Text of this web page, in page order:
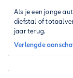
Als je een jonge
diefstal of
jaar terug.
Verlengde